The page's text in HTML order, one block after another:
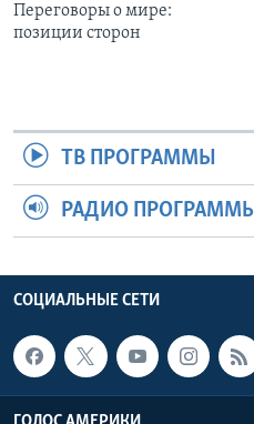
Переговоры о мире:
позиции сторон
ТВ ПРОГРАММЫ
РАДИО ПРОГРАММЫ
СОЦИАЛЬНЫЕ СЕТИ